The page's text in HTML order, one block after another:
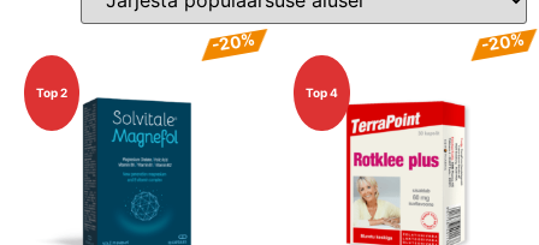
Top 2
-20%
Top 4
-20%